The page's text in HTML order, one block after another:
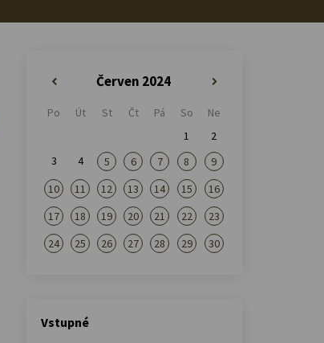
Červen 2024
Po Út St Čt Pá So
Ne
1
2
3
4 5 6 7 8
9
10
11 12 13 14 15
16
17
18 19 20 21 22
23
24
25 26 27 28 29 30
Vstupné